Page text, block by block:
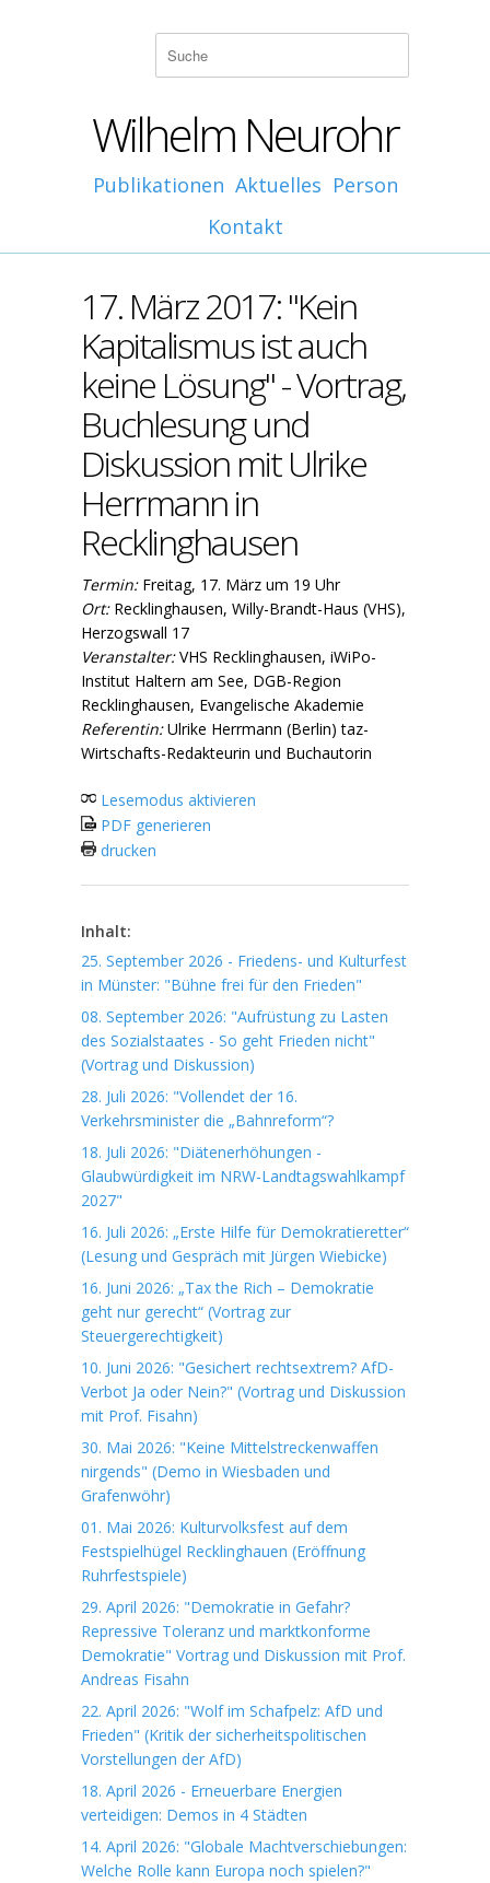
Wilhelm Neurohr
Publikationen Aktuelles Person
Kontakt
17. März 2017: "Kein
Kapitalismus ist auch
keine Lösung" - Vortrag,
Buchlesung und
Diskussion mit Ulrike
Herrmann in
Recklinghausen
Termin: Freitag, 17. März um 19 Uhr
Ort: Recklinghausen, Willy-Brandt-Haus (VHS),
Herzogswall 17
Veranstalter:VHS Recklinghausen, iWiPo-
Institut Haltern am See, DGB-Region
Recklinghausen, Evangelische Akademie
Referentin:Ulrike Herrmann (Berlin) taz-
Wirtschafts-Redakteurin und Buchautorin
Lesemodus aktivieren
PDF generieren
drucken
Inhalt:
25. September 2026 - Friedens- und Kulturfest
in Münster: "Bühne frei für den Frieden"
08. September 2026: "Aufrüstung zu Lasten
des Sozialstaates - So geht Frieden nicht"
(Vortrag und Diskussion)
28. Juli 2026: "Vollendet der 16.
Verkehrsminister die „Bahnreform“?
18. Juli 2026: "Diätenerhöhungen -
Glaubwürdigkeit im NRW-Landtagswahlkampf
2027"
16. Juli 2026: „Erste Hilfe für Demokratieretter“
(Lesung und Gespräch mit Jürgen Wiebicke)
16. Juni 2026: „Tax the Rich – Demokratie
geht nur gerecht“ (Vortrag zur
Steuergerechtigkeit)
10. Juni 2026: "Gesichert rechtsextrem? AfD-
Verbot Ja oder Nein?" (Vortrag und Diskussion
mit Prof. Fisahn)
30. Mai 2026: "Keine Mittelstreckenwaffen
nirgends" (Demo in Wiesbaden und
Grafenwöhr)
01. Mai 2026: Kulturvolksfest auf dem
Festspielhügel Recklinghauen (Eröffnung
Ruhrfestspiele)
29. April 2026: "Demokratie in Gefahr?
Repressive Toleranz und marktkonforme
Demokratie" Vortrag und Diskussion mit Prof.
Andreas Fisahn
22. April 2026: "Wolf im Schafpelz: AfD und
Frieden" (Kritik der sicherheitspolitischen
Vorstellungen der AfD)
18. April 2026 - Erneuerbare Energien
verteidigen: Demos in 4 Städten
14. April 2026: "Globale Machtverschiebungen:
Welche Rolle kann Europa noch spielen?"